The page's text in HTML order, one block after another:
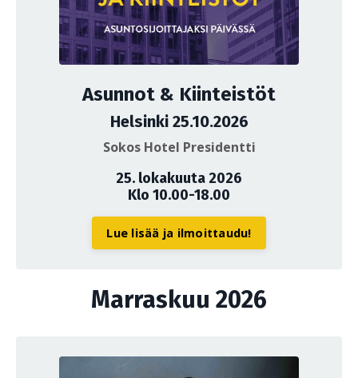
Asunnot & Kiinteistöt
Helsinki 25.10.2026
Sokos Hotel Presidentti
25. lokakuuta 2026
Klo 10.00-18.00
Lue lisää ja ilmoittaudu!
Marraskuu 2026